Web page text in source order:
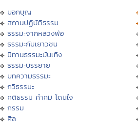
บอกบุญ
สถานปฏิบัติธรรม
ธรรมะจากหลวงพ่อ
ธรรมะกับเยาวชน
นิทานธรรมะบันเทิง
ธรรมะบรรยาย
บทความธรรมะ
กวีธรรมะ
คติธรรม คำคม โดนใจ
กรรม
ศีล